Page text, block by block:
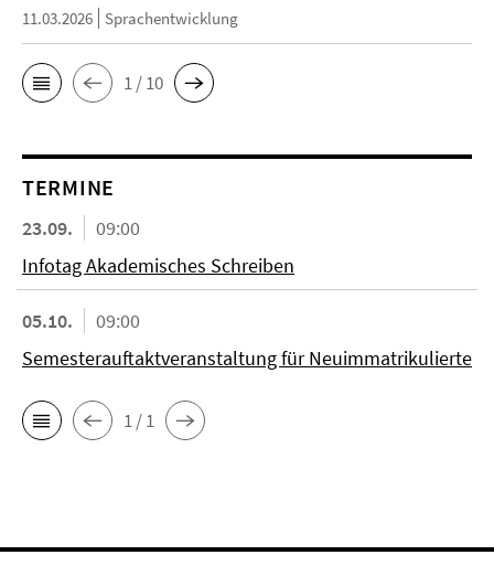
11.03.2026 Sprachentwicklung
1 / 10
TERMINE
23.09.
09:00
Infotag Akademisches Schreiben
05.10.
09:00
Semesterauftaktveranstaltung für Neuimmatrikulierte
1 / 1